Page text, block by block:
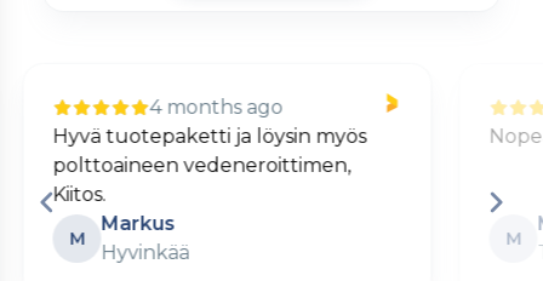
3 months ago
Nopea ja kätevä verkkokauppa.
Matti
Turku